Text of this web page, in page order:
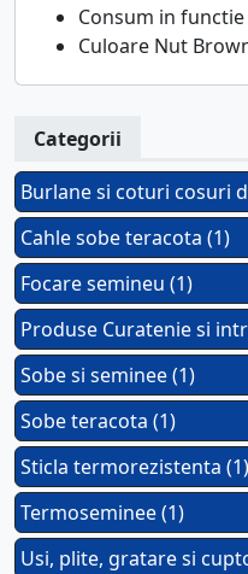
Consum in
Culoare Nut
Categorii
Burlane si coturi cosuri
Cahle sobe teracota (1)
Focare semineu (1)
Produse Curatenie si
Sobe si seminee (1)
Sobe teracota (1)
Sticla termorezistenta (1)
Termoseminee (1)
Usi, plite, gratare si